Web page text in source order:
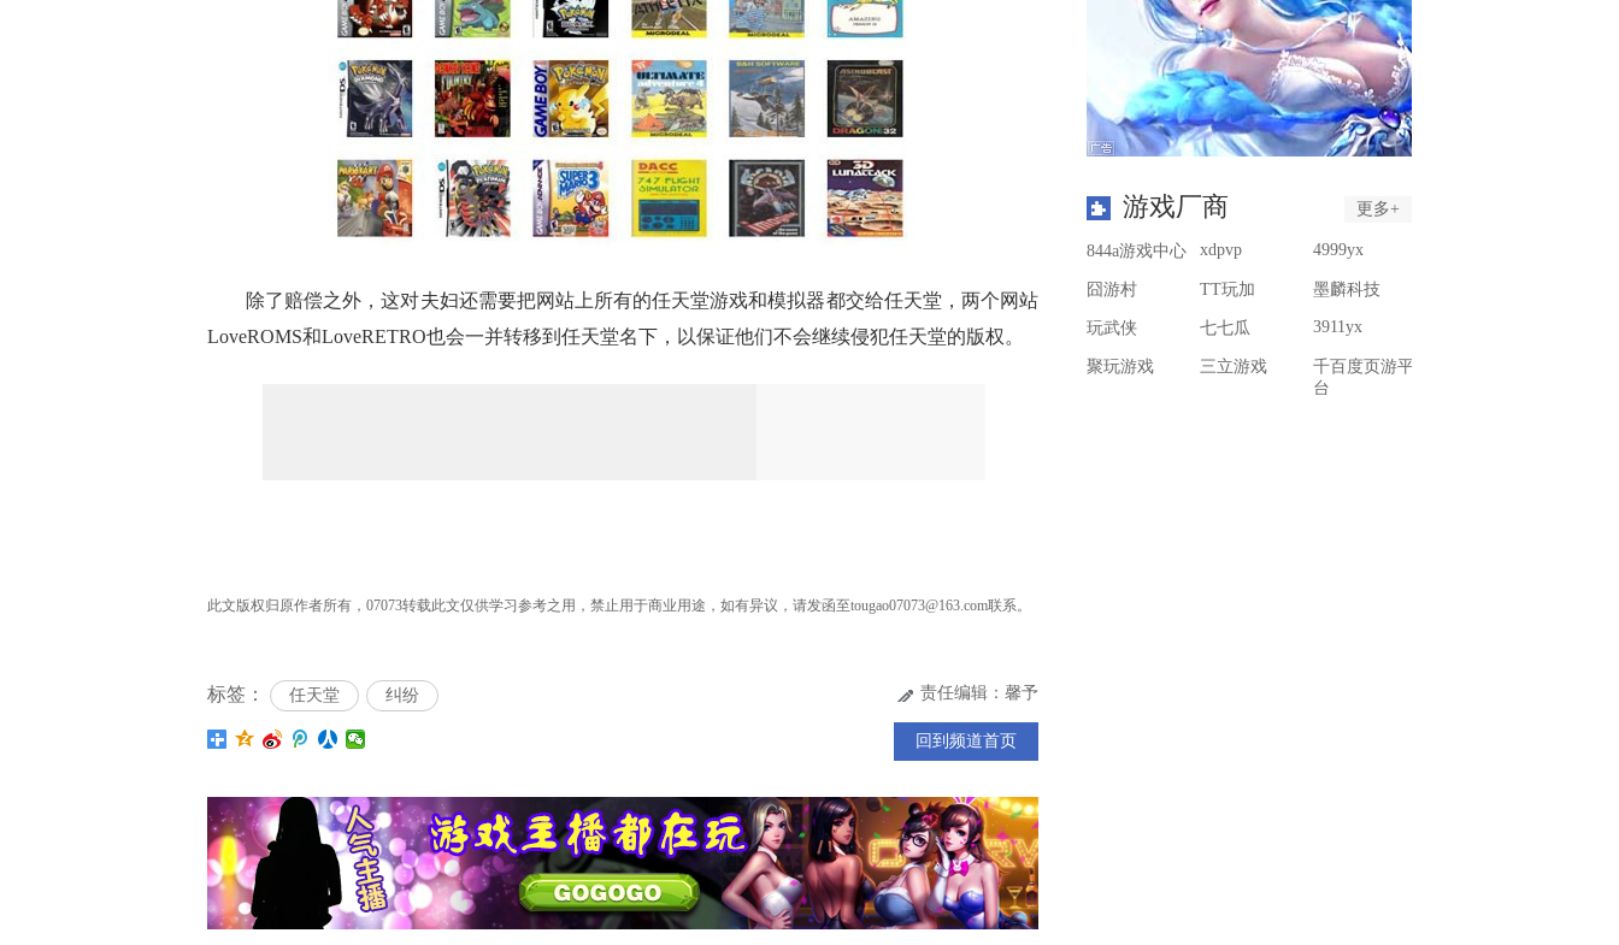
除了赔偿之外，这对夫妇还需要把网站上所有的任天堂游戏和模拟器都交给任天堂，两个网站
LoveROMS和LoveRETRO也会一并转移到任天堂名下，以保证他们不会继续侵犯任天堂的版权。
此文版权归原作者所有，07073转载此文仅供学习参考之用，禁止用于商业用途，如有异议，请发函至tougao07073@163.com联系。
责任编辑：馨予
标签： 任天堂 纠纷
回到频道首页
游戏厂商 更多+
844a游戏中心 xdpvp 4999yx
囧游村 TT玩加 墨麟科技
玩武侠 七七瓜 3911yx
聚玩游戏 三立游戏
千百度页游平
台